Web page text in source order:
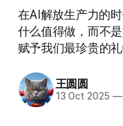
在AI解放生产力的
什么值得做，而不
赋予我们最珍贵的礼
王圆圆
13 Oct 2025 —